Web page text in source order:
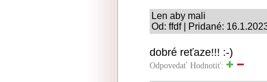
Len aby mali
Od: ffdf | Pridané:
dobré reťaze!!! :-)
Odpovedať Hodnotiť: